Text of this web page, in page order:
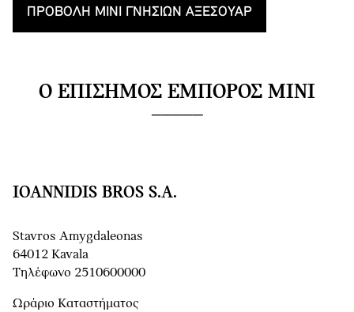
ΠΡΟΒΟΛΉ MINI ΓΝΉΣΙΩΝ ΑΞΕΣΟΥΆΡ
Ο ΕΠΊΣΗΜΟΣ ΈΜΠΟΡΟΣ MINI
IOANNIDIS BROS S.A.
Stavros Amygdaleonas
64012 Kavala
Τηλέφωνο 2510600000
Ωράριο Καταστήματος